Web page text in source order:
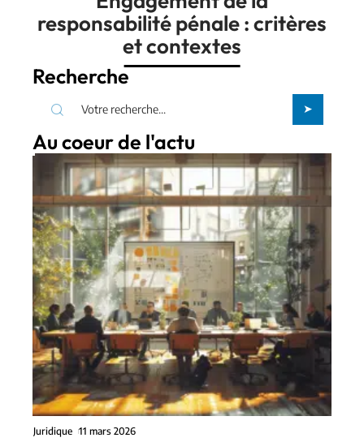
responsabilité pénale : critères
et contextes
Recherche
Au coeur de l'actu
Juridique 11 mars 2026